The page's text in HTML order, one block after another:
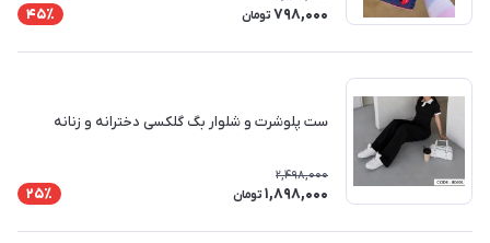
798,000 تومان 45٪
ست پلوشرت و شلوار بگ گلکسی دخترانه و زنانه
2,498,000
1,898,000 تومان 25٪